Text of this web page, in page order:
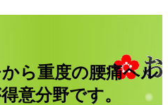
ら重度の腰痛ヘル
意分野です。